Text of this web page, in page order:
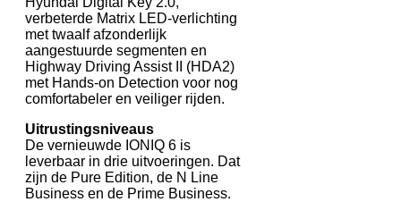
verbeterde Matrix LED-verlichting
met twaalf afzonderlijk
aangestuurde segmenten en
Highway Driving Assist II (HDA2)
met Hands-on Detection voor nog
comfortabeler en veiliger rijden.
Uitrustingsniveaus
De vernieuwde IONIQ 6 is
leverbaar in drie uitvoeringen. Dat
zijn de Pure Edition, de N Line
Business en de Prime Business.